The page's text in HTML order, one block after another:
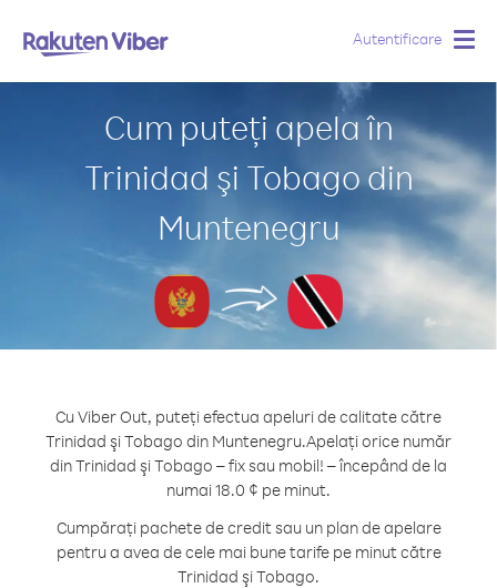
Autentificare
Cum puteți apela în
Trinidad şi Tobago din
Muntenegru
Cu Viber Out, puteți efectua apeluri de calitate către
Trinidad şi Tobago din Muntenegru.Apelați orice număr
din Trinidad şi Tobago – fix sau mobil! – începând de la
numai 18.0 ¢ pe minut.
Cumpărați pachete de credit sau un plan de apelare
pentru a avea de cele mai bune tarife pe minut către
Trinidad şi Tobago.